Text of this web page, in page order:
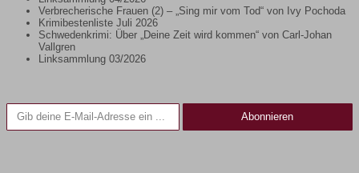
Verbrecherische Frauen (2) – „Sing mir vom Tod“ von Ivy Pochoda
Krimibestenliste Juli 2026
Schwedenkrimi: Über „Deine Zeit wird kommen“ von Carl-Johan
Vallgren
Linksammlung 03/2026
Gib deine E-Mail-Adresse ein ...
Abonnieren